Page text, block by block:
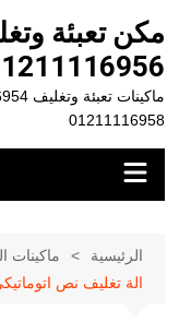
المحتوى– 01211116958
01211116958
الرئيسية
ماكينات
الة تغليف نص